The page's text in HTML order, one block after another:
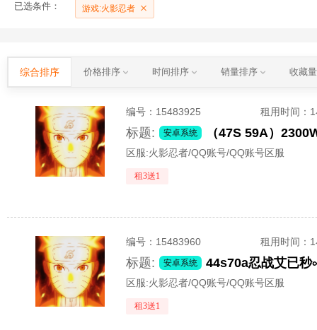
已选条件： 游戏:火影忍者
综合排序 价格排序 时间排序 销量排序 收藏
编号： 15483925 租用时间 ：
标题: 安卓系统
区服:火影忍者/QQ账号/QQ账号区服
租3送1
编号： 15483960 租用时间 ：
标题: 安卓系统
区服:火影忍者/QQ账号/QQ账号区服
租3送1